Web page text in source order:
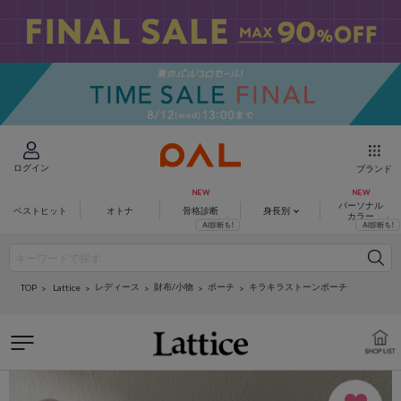
ログイン ブランド
ベストヒット オトナ 骨格診断 身長別
パーソナル
カラー
TOP Lattice レディース 財布/小物 ポーチ キラキラストーンポーチ